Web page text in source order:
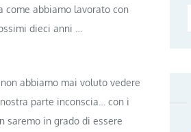
abbiamo lavorato con
dieci anni …
abbiamo mai voluto vedere
parte inconscia… con i
saremo in grado di essere